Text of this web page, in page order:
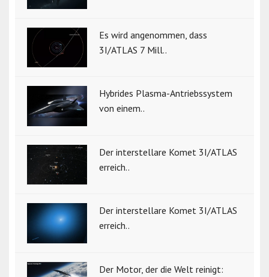
Es wird angenommen, dass
3I/ATLAS 7 Mill..
Hybrides Plasma-Antriebssystem
von einem..
Der interstellare Komet 3I/ATLAS
erreich..
Der interstellare Komet 3I/ATLAS
erreich..
Der Motor, der die Welt reinigt: